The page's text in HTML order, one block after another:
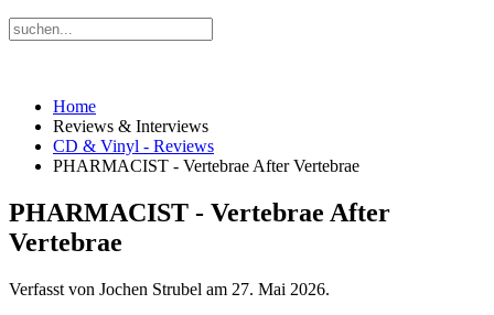
Home
Reviews & Interviews
CD & Vinyl - Reviews
PHARMACIST - Vertebrae After Vertebrae
PHARMACIST - Vertebrae After
Vertebrae
Verfasst von Jochen Strubel am 27. Mai 2026.